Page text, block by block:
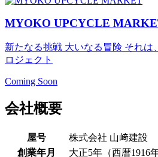
MYOKO UPCYCLE
新たなる挑戦 大いなる冒険 それは
ロジェクト
Coming Soon
会社概要
屋号
株式会社 山﨑建設
創業年月
大正5年（西暦1916